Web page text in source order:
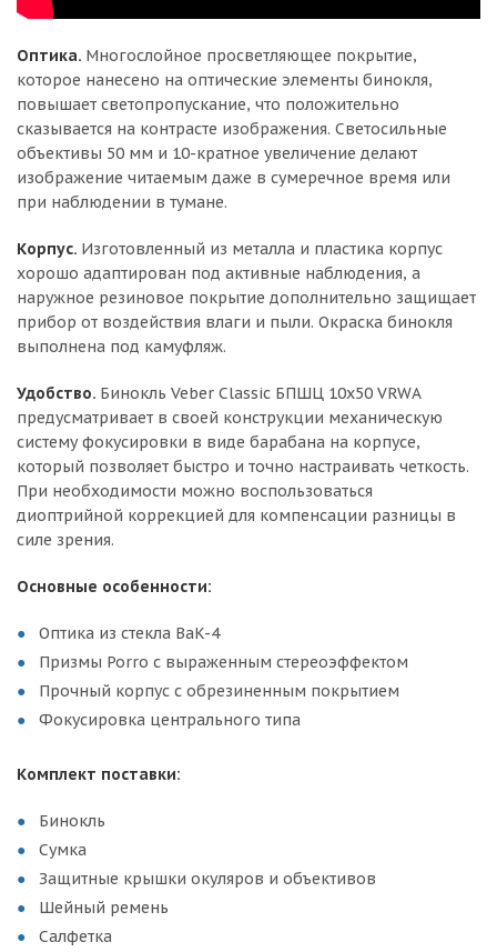
Оптика. Многослойное просветляющее покрытие,
которое нанесено на оптические элементы бинокля,
повышает светопропускание, что положительно
сказывается на контрасте изображения. Светосильные
объективы 50 мм и 10-кратное увеличение делают
изображение читаемым даже в сумеречное время или
при наблюдении в тумане.
Корпус. Изготовленный из металла и пластика корпус
хорошо адаптирован под активные наблюдения, а
наружное резиновое покрытие дополнительно защищает
прибор от воздействия влаги и пыли. Окраска бинокля
выполнена под камуфляж.
Удобство. Бинокль Veber Classic БПШЦ 10x50 VRWA
предусматривает в своей конструкции механическую
систему фокусировки в виде барабана на корпусе,
который позволяет быстро и точно настраивать четкость.
При необходимости можно воспользоваться
диоптрийной коррекцией для компенсации разницы в
силе зрения.
Основные особенности:
Оптика из стекла BaK-4
Призмы Porro с выраженным стереоэффектом
Прочный корпус с обрезиненным покрытием
Фокусировка центрального типа
Комплект поставки:
Бинокль
Сумка
Защитные крышки окуляров и объективов
Шейный ремень
Салфетка